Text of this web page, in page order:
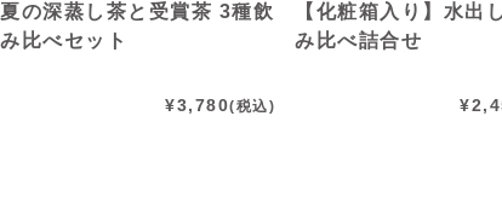
夏の深蒸し茶と受賞茶 3種飲
み比べセット
¥3,780(税込)
【化粧箱入り】水出
み比べ詰合せ
¥